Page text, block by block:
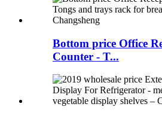
Bottom price Office
Counter - T...